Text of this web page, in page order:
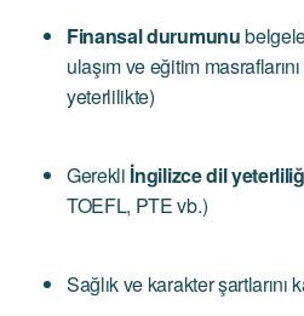
Finansal durumunu
ulaşım ve eğitim
yeterlilikte)
Gerekli İngilizce dil
TOEFL, PTE vb.)
Sağlık ve karakter şartlarını